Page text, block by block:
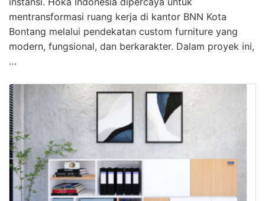
mentransformasi ruang kerja di kantor BNN Kota
Bontang melalui pendekatan custom furniture yang
modern, fungsional, dan berkarakter. Dalam proyek ini,
…